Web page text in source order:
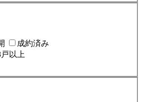
成約済み
以上